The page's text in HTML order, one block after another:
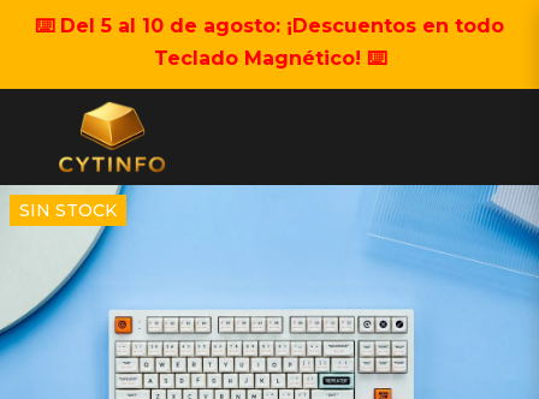
⌨️ Del 5 al 10 de agosto: ¡Descuentos en todo
Teclado Magnético! ⌨️
SIN STOCK